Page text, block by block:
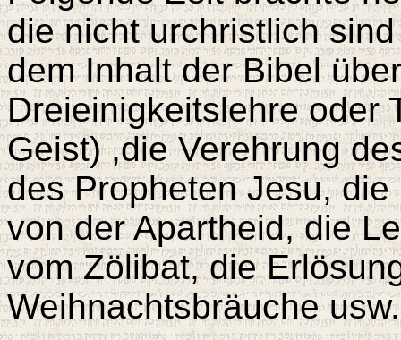
die nicht urchristlich
dem Inhalt der Bibel
Dreieinigkeitslehre oder
Geist) ,die Verehrung
des Propheten Jesu,
von der Apartheid, die
vom Zölibat, die
Weihnachtsbräuche